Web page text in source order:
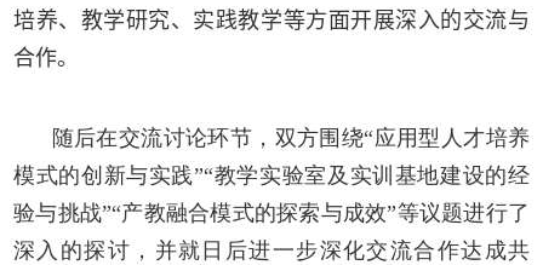
培养、教学研究、实践教学等方面开展深入的交流与
合作。
随后在交流讨论环节，双方围绕“应用型人才培养
模式的创新与实践”“教学实验室及实训基地建设的经
验与挑战”“产教融合模式的探索与成效”等议题进行了
深入的探讨，并就日后进一步深化交流合作达成共